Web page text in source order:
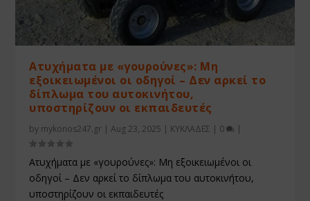
Ατυχήματα με «γουρούνες»: Μη
εξοικειωμένοι οι οδηγοί – Δεν αρκεί το
δίπλωμα του αυτοκινήτου,
υποστηρίζουν οι εκπαιδευτές
by mykonos247.gr |Aug 23, 2025 | ΚΥΚΛΑΔΕΣ | 0 |
Ατυχήματα με «γουρούνες»: Μη εξοικειωμένοι οι
οδηγοί – Δεν αρκεί το δίπλωμα του αυτοκινήτου,
υποστηρίζουν οι εκπαιδευτές